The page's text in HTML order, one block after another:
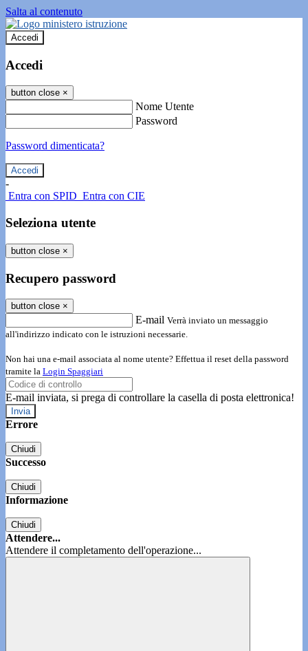
Salta al contenuto
Accedi
Accedi
button close ×
Nome Utente
Password
Password dimenticata?
-
Entra con SPID Entra con CIE
Seleziona utente
button close ×
Recupero password
button close ×
E-mail Verrà inviato un messaggio
all'indirizzo indicato con le istruzioni necessarie.
Non hai una e-mail associata al nome utente? Effettua il reset della password
tramite la Login Spaggiari
E-mail inviata, si prega di controllare la casella di posta elettronica!
Errore
Chiudi
Successo
Chiudi
Informazione
Chiudi
Attendere...
Attendere il completamento dell'operazione...